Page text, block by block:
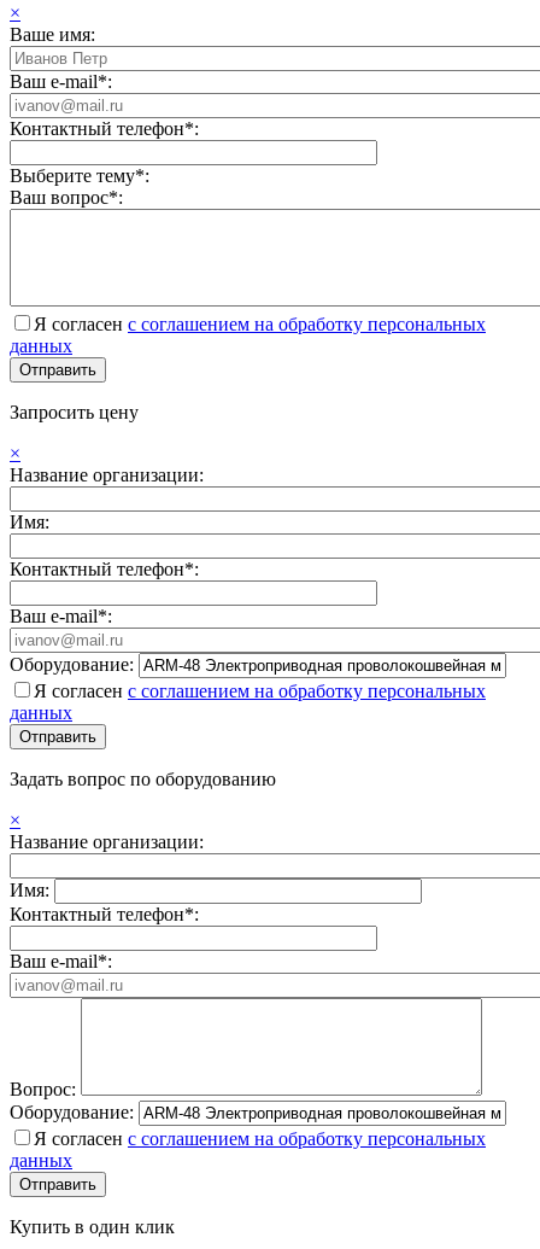
×
Ваше имя:
Ваш e-mail*:
Контактный телефон*:
Выберите тему*:
Ваш вопрос*:
Я согласен с соглашением на обработку персональных
данных
Запросить цену
×
Название организации:
Имя:
Контактный телефон*:
Ваш e-mail*:
Оборудование:
Я согласен с соглашением на обработку персональных
данных
Задать вопрос по оборудованию
×
Название организации:
Имя:
Контактный телефон*:
Ваш e-mail*:
Вопрос:
Оборудование:
Я согласен с соглашением на обработку персональных
данных
Купить в один клик